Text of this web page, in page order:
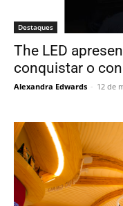
Destaques
The LED
conquistar o
Alexandra Edwards - 12 de